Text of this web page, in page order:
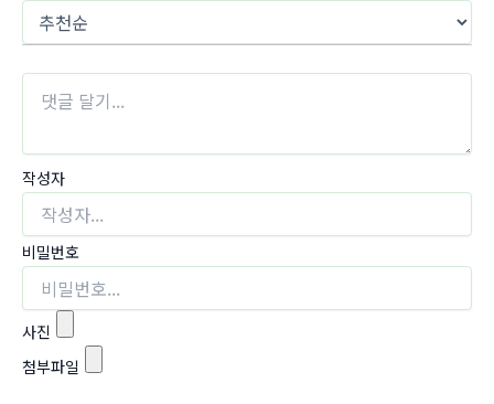
작성자
비밀번호
사진
첨부파일